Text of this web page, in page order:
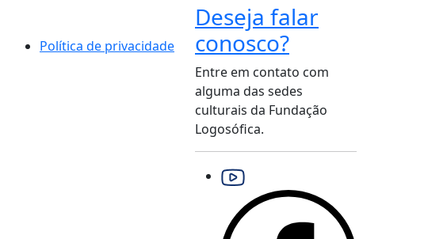
Política de privacidade
Deseja falar
conosco?
Entre em contato com
alguma das sedes
culturais da Fundação
Logosófica.